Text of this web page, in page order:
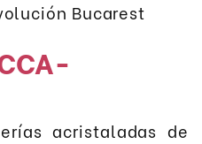
acristaladas de